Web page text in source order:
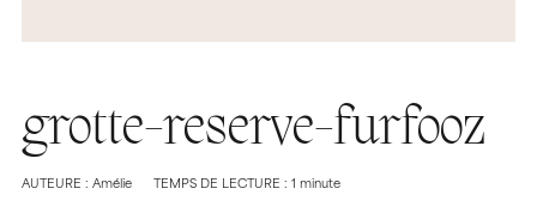
grotte-reserve-furfooz
AUTEURE : Amélie TEMPS DE LECTURE : 1 minute